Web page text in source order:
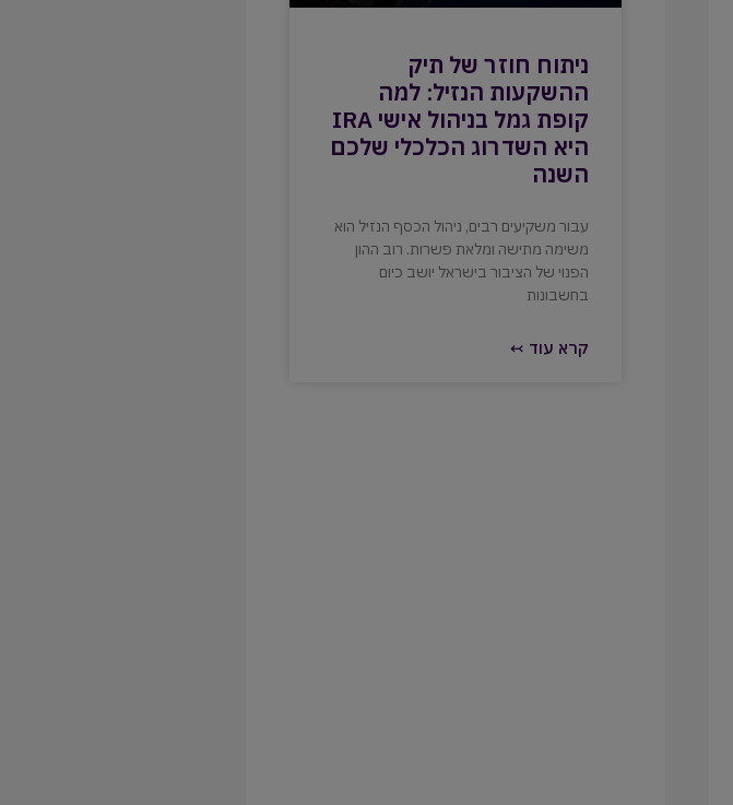
ניתוח חוזר של תיק
ההשקעות הנזיל: למה
קופת גמל בניהול אישי IRA
היא השדרוג הכלכלי שלכם
השנה
עבור משקיעים רבים, ניהול הכסף הנזיל הוא
משימה מתישה ומלאת פשרות. רוב ההון
הפנוי של הציבור בישראל יושב כיום
בחשבונות
קרא עוד ↢